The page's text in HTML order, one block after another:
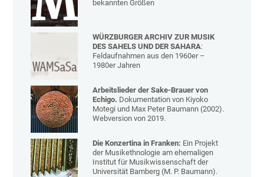
bekannten Größen
WÜRZBURGER ARCHIV ZUR MUSIK
DES SAHELS UND DER SAHARA:
Feldaufnahmen aus den 1960er –
1980er Jahren
Arbeitslieder der Sake-Brauer von
Echigo. Dokumentation von Kiyoko
Motegi und Max Peter Baumann (2002).
Webversion von 2019.
Die Konzertina in Franken: Ein Projekt
der Musikethnologie am ehemaligen
Institut für Musikwissenschaft der
Universität Bamberg (M. P. Baumann).